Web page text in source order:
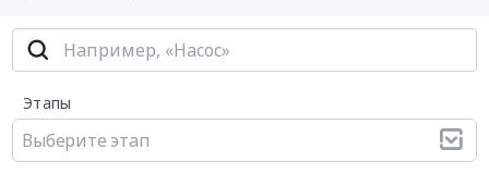
Этапы
Выберите этап